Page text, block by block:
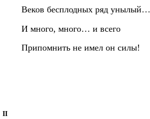
Веков бесплодных ряд унылый…
И много, много… и всего
Припомнить не имел он силы!
II